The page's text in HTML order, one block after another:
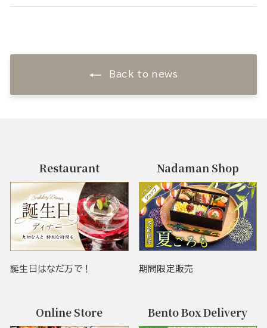
Back to news
Restaurant
誕生日はなだ万で！
Nadaman Shop
期間限定販売
Online Store Bento Box Delivery